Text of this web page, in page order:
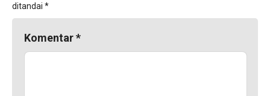
ditandai *
Komentar*